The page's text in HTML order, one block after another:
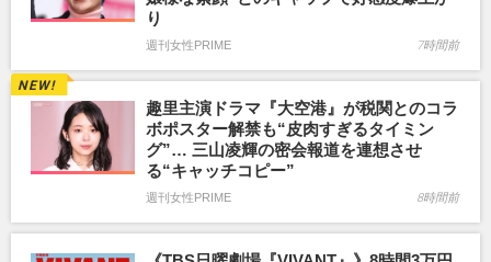
り
週刊女性PRIME 7時間前
趣里主演ドラマ『大空港』が税関とのコラ
ボポスター解禁も“皮肉すぎるタイミン
グ”… 三山凌輝の密会報道を連想させ
る“キャッチコピー”
週刊女性PRIME 8時間前